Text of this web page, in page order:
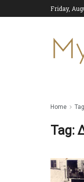
Friday,
Home Tag
Tag: